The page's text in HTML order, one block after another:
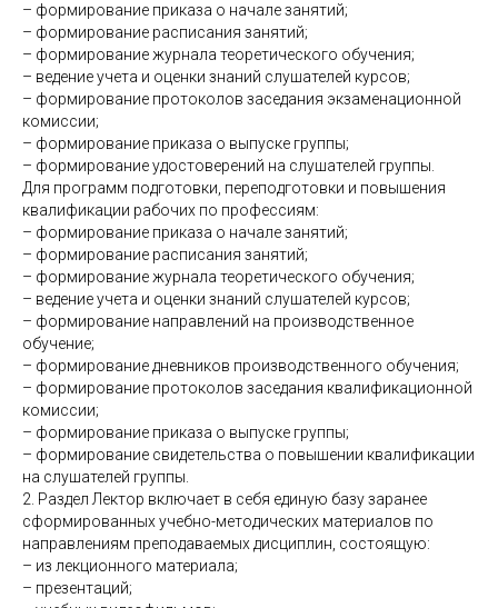
– формирование приказа о начале занятий;
– формирование расписания занятий;
– формирование журнала теоретического обучения;
– ведение учета и оценки знаний слушателей курсов;
– формирование протоколов заседания экзаменационной
комиссии;
– формирование приказа о выпуске группы;
– формирование удостоверений на слушателей группы.
Для программ подготовки, переподготовки и повышения
квалификации рабочих по профессиям:
– формирование приказа о начале занятий;
– формирование расписания занятий;
– формирование журнала теоретического обучения;
– ведение учета и оценки знаний слушателей курсов;
– формирование направлений на производственное
обучение;
– формирование дневников производственного обучения;
– формирование протоколов заседания квалификационной
комиссии;
– формирование приказа о выпуске группы;
– формирование свидетельства о повышении квалификации
на слушателей группы.
2. Раздел Лектор включает в себя единую базу заранее
сформированных учебно-методических материалов по
направлениям преподаваемых дисциплин, состоящую:
– из лекционного материала;
– презентаций;